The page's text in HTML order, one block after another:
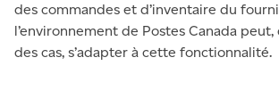
des commandes et d’inventaire du
l’environnement de Postes Canada
des cas, s’adapter à cette fonctionnalité.